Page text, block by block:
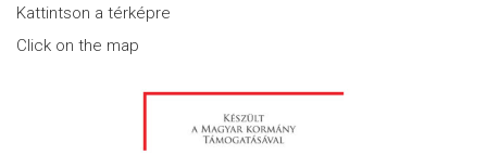
Kattintson a térképre
Click on the map